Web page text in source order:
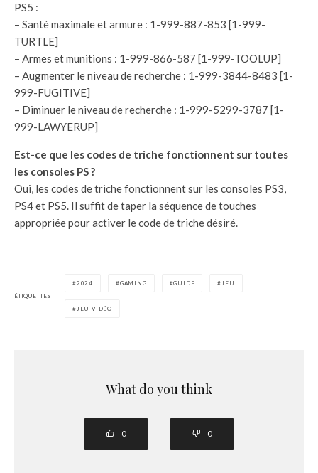
PS5 :
– Santé maximale et armure : 1-999-887-853 [1-999-
TURTLE]
– Armes et munitions : 1-999-866-587 [1-999-TOOLUP]
– Augmenter le niveau de recherche : 1-999-3844-8483 [1-
999-FUGITIVE]
– Diminuer le niveau de recherche : 1-999-5299-3787 [1-
999-LAWYERUP]
Est-ce que les codes de triche fonctionnent sur toutes
les consoles PS ?
Oui, les codes de triche fonctionnent sur les consoles PS3,
PS4 et PS5. Il suffit de taper la séquence de touches
appropriée pour activer le code de triche désiré.
ÉTIQUETTES
2024 GAMING GUIDE JEU
JEU VIDÉO
What do you think
0 0